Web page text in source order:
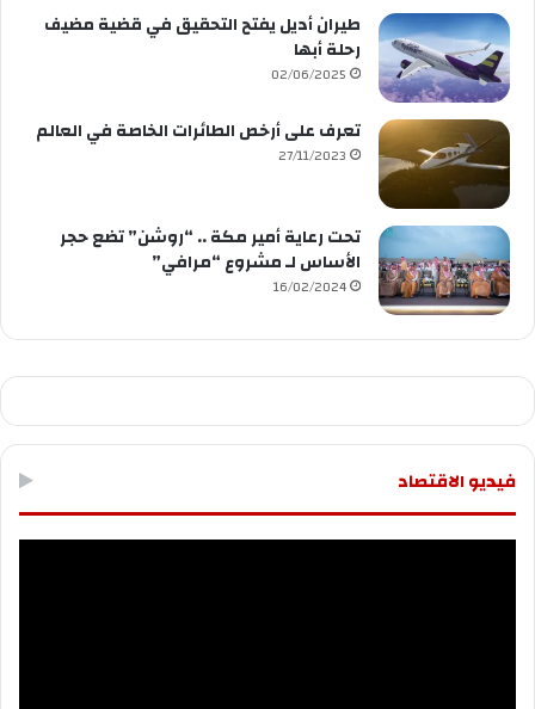
طيران أديل يفتح التحقيق في قضية مضيف
رحلة أبها
02/06/2025
تعرف على أرخص الطائرات الخاصة في العالم
27/11/2023
تحت رعاية أمير مكة .. “روشن” تضع حجر
الأساس لـ مشروع “مرافي”
16/02/2024
فيديو الاقتصاد